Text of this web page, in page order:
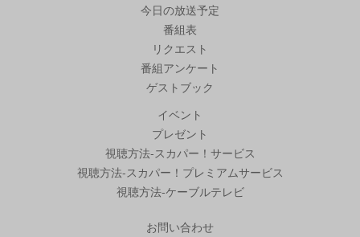
今日の放送予定
番組表
リクエスト
番組アンケート
ゲストブック
イベント
プレゼント
視聴方法-スカパー！サービス
視聴方法-スカパー！プレミアムサービス
視聴方法-ケーブルテレビ
お問い合わせ